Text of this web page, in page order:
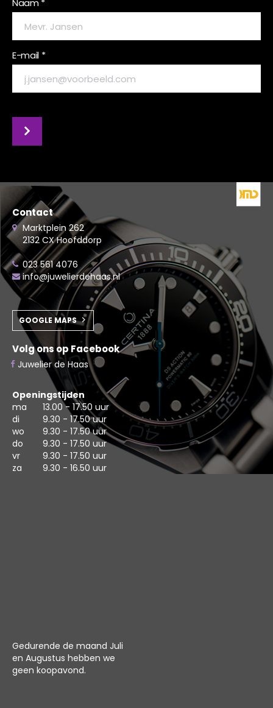
Naam *
E-mail *
Contact
Marktplein 262
2132 CX Hoofddorp
023 561 4076
info@juwelierdehaas.nl
GOOGLE MAPS
Volg ons op Facebook
Juwelier de Haas
Openingstijden
ma
13.00 - 17.50 uur
di
9.30 - 17.50 uur
wo
9.30 - 17.50 uur
do
9.30 - 17.50 uur
vr
9.30 - 17.50 uur
za
9.30 - 16.50 uur
Gedurende de maand Juli
en Augustus hebben we
geen koopavond.